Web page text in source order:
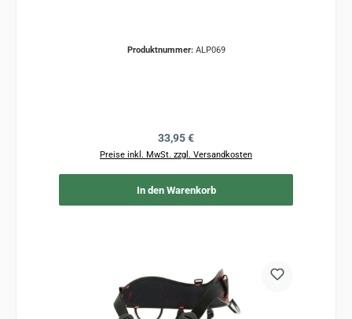
Produktnummer: ALP069
Regulärer Preis:
33,95 €
Preise inkl. MwSt. zzgl. Versandkosten
In den Warenkorb